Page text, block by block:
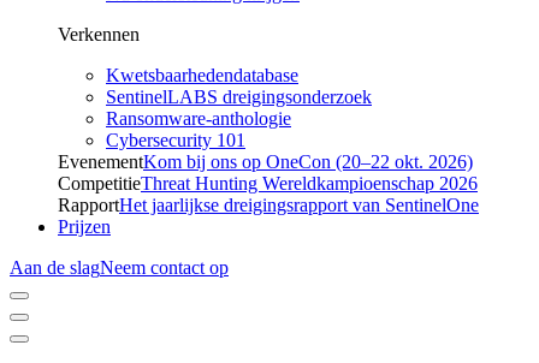
Verkennen
Kwetsbaarhedendatabase
SentinelLABS dreigingsonderzoek
Ransomware-anthologie
Cybersecurity 101
EvenementKom bij ons op OneCon (20–22 okt. 2026)
CompetitieThreat Hunting Wereldkampioenschap 2026
RapportHet jaarlijkse dreigingsrapport van SentinelOne
Prijzen
Aan de slagNeem contact op